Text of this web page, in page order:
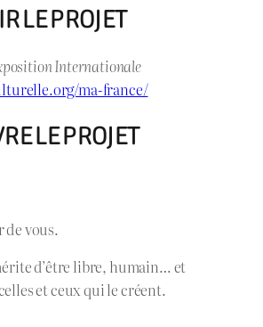
LE PROJET
Internationale
ma-france/
LE PROJET
de vous.
d’être libre, humain… et
et ceux qui le créent.